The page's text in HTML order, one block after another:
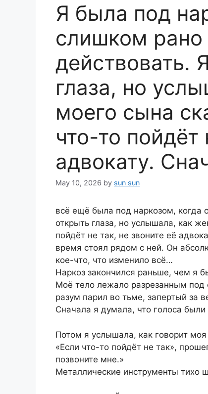
Я была под
слишком рано
действовать.
глаза, но
моего сына
что-то пойдёт
адвокату.
May 10, 2026 by sun sun
всё ещё была под наркозом, когда
открыть глаза, но услышала, как
пойдёт не так, не звоните её
время стоял рядом с ней. Он
кое-что, что изменило всё…
Наркоз закончился раньше, чем я
Моё тело лежало разрезанным
разум парил во тьме, запертый за
Сначала я думала, что голоса были
Потом я услышала, как говорит моя
«Если что-то пойдёт не так»,
позвоните мне.»
Металлические инструменты